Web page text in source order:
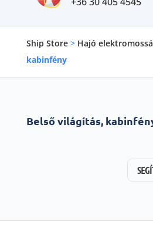
Ship Store> Hajó
kabinfény
Belső világítás,